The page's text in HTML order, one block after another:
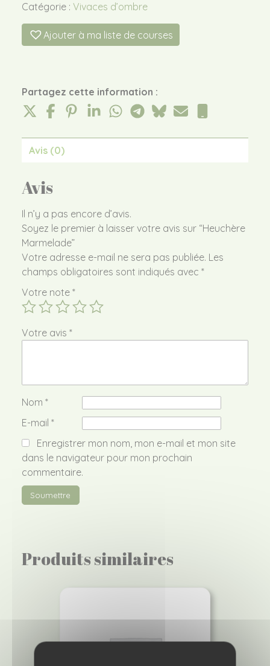
Catégorie : Vivaces d’ombre
Ajouter à ma liste de courses
Partagez cette information :
Avis (0)
Avis
Il n’y a pas encore d’avis.
Soyez le premier à laisser votre avis sur “Heuchère
Marmelade”
Votre adresse e-mail ne sera pas publiée. Les
champs obligatoires sont indiqués avec *
Votre note *
Votre avis *
Nom *
E-mail *
Enregistrer mon nom, mon e-mail et mon site
dans le navigateur pour mon prochain
commentaire.
Produits similaires